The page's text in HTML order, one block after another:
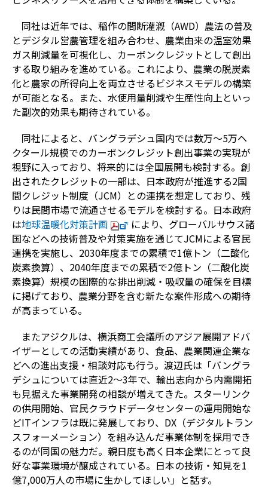
同社は近年では、稲作の間断灌漑（AWD）農法の普及
とデジタル営農管理を組み合わせ、農業由来の温室効果
ガス削減量を可視化し、カーボンクレジットとして創出
する取り組みを進めている。これにより、農業の脱炭素
化と農家の所得向上を両立させるビジネスモデルの構築
が可能となる。また、水使用量削減や生産性向上といっ
た副次的効果も期待されている。
同社によると、バングラデシュ国内では数万～5万ヘ
クタール規模でのカーボンクレジット創出事業の実現が
視野に入っており、将来的には全国展開も検討する。創
出されたクレジットの一部は、日本政府が推進する2国
間クレジット制度（JCM）との連携を想定しており、残
りは民間市場で流通させるモデルを検討する。日本政府
は地球温暖化対策計画
により、グローバルサウス諸
国などへの技術普及や対策実施を通じてJCMによる官民
連携を実施し、2030年度までの累積で1億トン（二酸化
炭素換算）、2040年度までの累積で2億トン（二酸化炭
素換算）規模の国際的な排出削減・吸収量の確保を目標
に掲げており、農業分野を含む新たな案件形成への期待
が高まっている。
またアジクルは、横浜商工会議所のアジア展開アドバ
イザーとしての活動実績があり、食品、農業関連企業な
どへの進出支援・相談対応も行う。渡辺氏は「バングラ
デシュについては直近2～3年で、輸出志向から内需開拓
も見据えた事業開発の相談が増えてきた。スターリンク
の供用開始、官民クラウドデータセンターの運用開始な
どITインフラは既に発展しており、DX（デジタルトラン
スフォーメーション）を組み込んだ事業体制を採用でき
るのが同国の魅力だ。親日度も高く日本企業にとって良
好な事業環境が醸成されている。日本の技術・知見を1
億7,000万人の市場に生かしてほしい」と話す。